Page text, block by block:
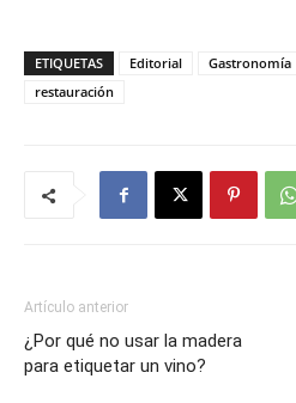
ETIQUETAS Editorial Gastronomía
restauración
Artículo anterior
¿Por qué no usar la madera
para etiquetar un vino?